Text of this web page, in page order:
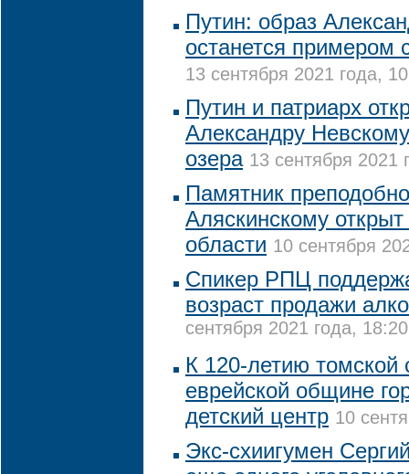
Путин: образ
останется примером
13 сентября 2021 года,
Путин и патриарх
Александру
озера 13 сентября 2021
Памятник
Аляскинскому
области 10 сентября
Спикер РПЦ
возраст продажи
сентября 2021 года, 18:20
К 120-летию томской
еврейской общине
детский центр 10
Экс-схиигумен